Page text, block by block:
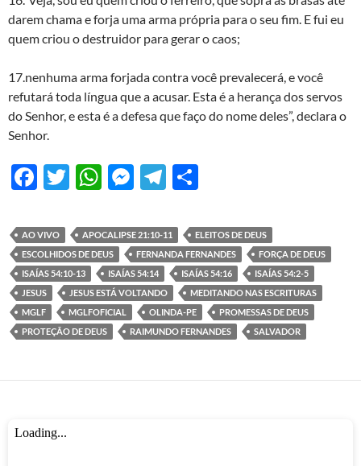
darem chama e forja uma arma própria para o seu fim. E fui eu
quem criou o destruidor para gerar o caos;
17.nenhuma arma forjada contra você prevalecerá, e você
refutará toda língua que a acusar. Esta é a herança dos servos
do Senhor, e esta é a defesa que faço do nome deles”, declara o
Senhor.
F
e
b
o
o
k
T
itt
er
W
at
s
A
p
p
M
se
n
g
er
T
e
gr
a
m
ar
e
AO VIVO APOCALIPSE 21:10-11
ELEITOS DE DEUS
ESCOLHIDOS DE DEUS
FERNANDA FERNANDES
FORÇA DE DEUS
ISAÍAS 54:10-13
ISAÍAS 54:14 ISAÍAS 54:16
ISAÍAS 54:2-5
JESUS
JESUS ESTÁ VOLTANDO
MEDITANDO NAS ESCRITURAS
MGLF
MGLFOFICIAL OLINDA-PE
PROMESSAS DE DEUS
PROTEÇÃO DE DEUS
RAIMUNDO FERNANDES SALVADOR